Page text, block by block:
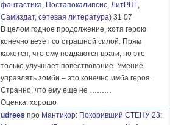
фантастика, Постапокалипсис, ЛитРПГ,
Самиздат, сетевая литература) 31 07
В целом годное продолжение, хотя герою
конечно везет со страшной силой. Прям
кажется, что ему поддаются враги, но это
только улучшает повествование. Умение
управлять зомби – это конечно имба героя.
Странно, что ему еще не ………
Оценка: хорошо
udrees про Мантикор: Покоривший СТЕНУ 23: